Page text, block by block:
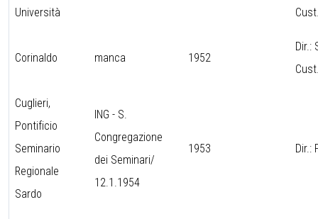
Università
Corinaldo manca 1952
Dir.:
Cuglieri,
Pontificio
Seminario
Regionale
Sardo
ING - S.
Congregazione
dei Seminari/
12.1.1954
1953 Dir.: